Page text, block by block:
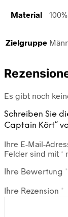
Material
Zielgruppe
Es gibt noch
Schreiben Sie
Captain Kört“
Ihre E-Mail-
Felder sind mit *
Ihre Bewertung *
Ihre Rezension *